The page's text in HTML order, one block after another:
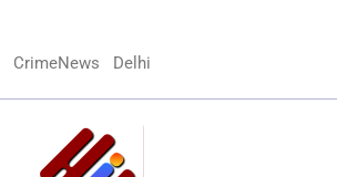
CrimeNews Delhi